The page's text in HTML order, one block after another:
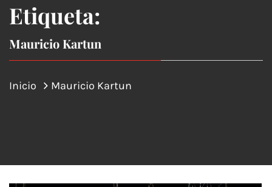
Etiqueta:
Mauricio Kartun
Inicio Mauricio Kartun